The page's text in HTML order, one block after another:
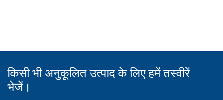
किसी भी अनुकूलित उत्पाद के लिए हमें तस्वीरें
भेजें।